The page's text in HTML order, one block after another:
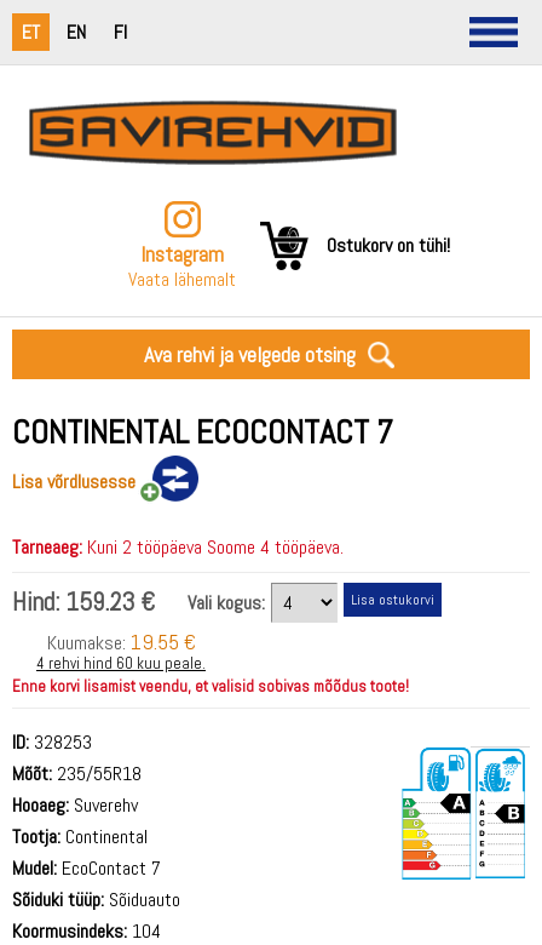
ET EN FI
Instagram
Vaata lähemalt
Ostukorv on tühi!
Ava rehvi ja velgede otsing
CONTINENTAL ECOCONTACT 7
Lisa võrdlusesse
Tarneaeg: Kuni 2 tööpäeva Soome 4 tööpäeva.
Hind: 159.23 €
Vali kogus:
Kuumakse: 19.55 €
4 rehvi hind 60 kuu peale.
Enne korvi lisamist veendu, et valisid sobivas mõõdus toote!
ID: 328253
Mõõt: 235/55R18
Hooaeg: Suverehv
Tootja: Continental
Mudel: EcoContact 7
Sõiduki tüüp: Sõiduauto
Koormusindeks: 104